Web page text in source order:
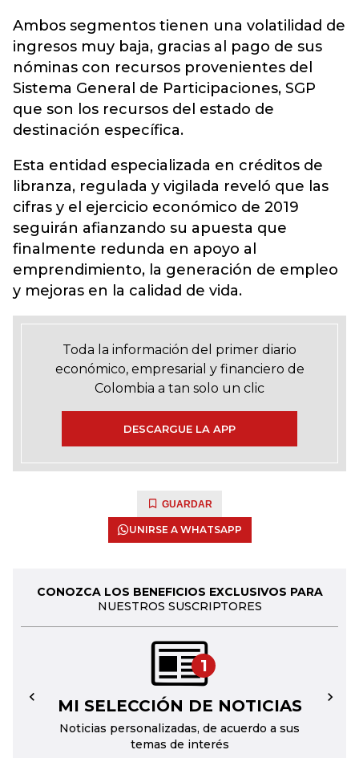
Ambos segmentos tienen una volatilidad de
ingresos muy baja, gracias al pago de sus
nóminas con recursos provenientes del
Sistema General de Participaciones, SGP
que son los recursos del estado de
destinación específica.
Esta entidad especializada en créditos de
libranza, regulada y vigilada reveló que las
cifras y el ejercicio económico de 2019
seguirán afianzando su apuesta que
finalmente redunda en apoyo al
emprendimiento, la generación de empleo
y mejoras en la calidad de vida.
Toda la información del primer diario
económico, empresarial y financiero de
Colombia a tan solo un clic
DESCARGUE LA APP
GUARDAR
UNIRSE A WHATSAPP
CONOZCA LOS BENEFICIOS EXCLUSIVOS PARA
NUESTROS SUSCRIPTORES
1
MI SELECCIÓN DE NOTICIAS
Noticias personalizadas, de acuerdo a sus
temas de interés
← →